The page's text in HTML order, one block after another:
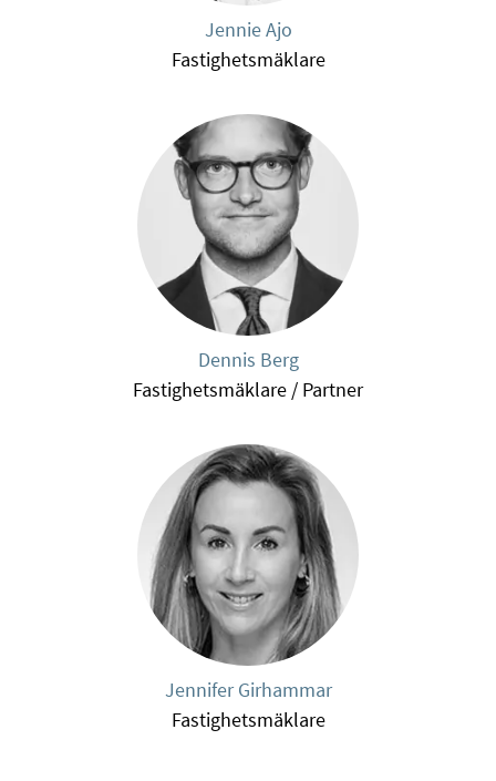
Jennie Ajo
Fastighetsmäklare
Dennis Berg
Fastighetsmäklare / Partner
Jennifer Girhammar
Fastighetsmäklare